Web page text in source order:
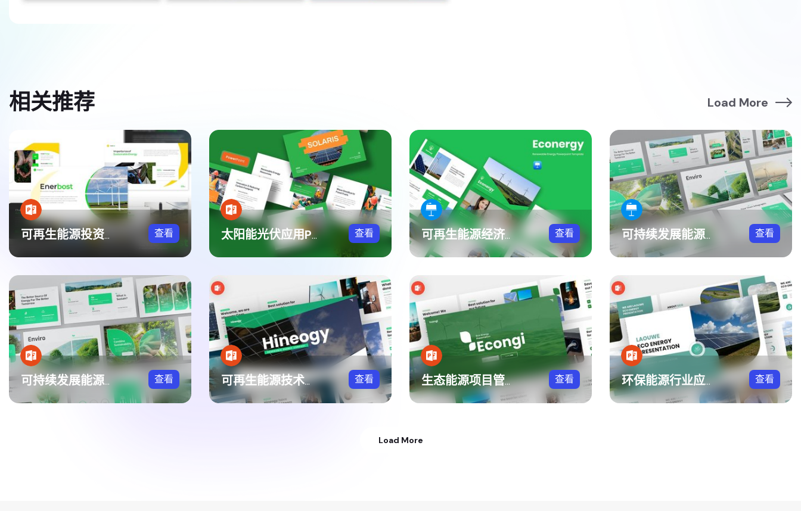
相关推荐 Load More
可再生能源投资行业PPT模板 查看 太阳能光伏应用PPT模板 查看 可再生能源经济行业keynote模板 查看 可持续发展能源战略keynote模板 查看
可持续发展能源生态PPT模板 查看 可再生能源技术应用PPT模板 查看 生态能源项目管理PPT模板 查看 环保能源行业应用PPT模板 查看
Load More